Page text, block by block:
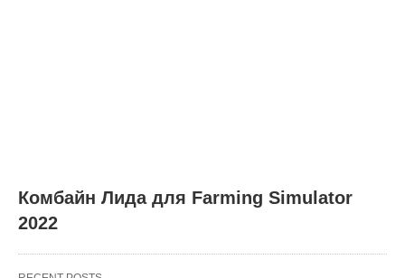
Комбайн Лида для Farming Simulator
2022